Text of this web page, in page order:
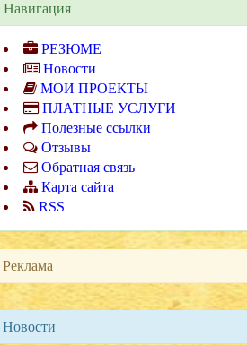
Навигация
РЕЗЮМЕ
Новости
МОИ ПРОЕКТЫ
ПЛАТНЫЕ УСЛУГИ
Полезные ссылки
Отзывы
Обратная связь
Карта сайта
RSS
Реклама
Новости